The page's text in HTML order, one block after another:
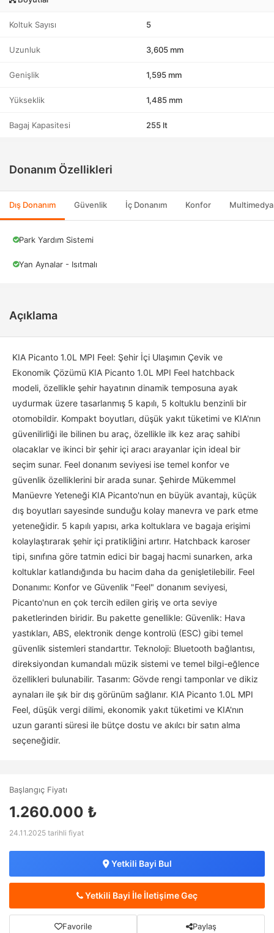
Koltuk Sayısı 5
Uzunluk 3,605 mm
Genişlik 1,595 mm
Yükseklik 1,485 mm
Bagaj Kapasitesi 255 lt
Donanım Özellikleri
Dış Donanım Güvenlik İç Donanım Konfor Multimedya
Park Yardım Sistemi
Yan Aynalar - Isıtmalı
Açıklama
KIA Picanto 1.0L MPI Feel: Şehir İçi Ulaşımın Çevik ve
Ekonomik Çözümü KIA Picanto 1.0L MPI Feel hatchback
modeli, özellikle şehir hayatının dinamik temposuna ayak
uydurmak üzere tasarlanmış 5 kapılı, 5 koltuklu benzinli bir
otomobildir. Kompakt boyutları, düşük yakıt tüketimi ve KIA'nın
güvenilirliği ile bilinen bu araç, özellikle ilk kez araç sahibi
olacaklar ve ikinci bir şehir içi aracı arayanlar için ideal bir
seçim sunar. Feel donanım seviyesi ise temel konfor ve
güvenlik özelliklerini bir arada sunar. Şehirde Mükemmel
Manüevre Yeteneği KIA Picanto'nun en büyük avantajı, küçük
dış boyutları sayesinde sunduğu kolay manevra ve park etme
yeteneğidir. 5 kapılı yapısı, arka koltuklara ve bagaja erişimi
kolaylaştırarak şehir içi pratikliğini artırır. Hatchback karoser
tipi, sınıfına göre tatmin edici bir bagaj hacmi sunarken, arka
koltuklar katlandığında bu hacim daha da genişletilebilir. Feel
Donanımı: Konfor ve Güvenlik "Feel" donanım seviyesi,
Picanto'nun en çok tercih edilen giriş ve orta seviye
paketlerinden biridir. Bu pakette genellikle: Güvenlik: Hava
yastıkları, ABS, elektronik denge kontrolü (ESC) gibi temel
güvenlik sistemleri standarttır. Teknoloji: Bluetooth bağlantısı,
direksiyondan kumandalı müzik sistemi ve temel bilgi-eğlence
özellikleri bulunabilir. Tasarım: Gövde rengi tamponlar ve dikiz
aynaları ile şık bir dış görünüm sağlanır. KIA Picanto 1.0L MPI
Feel, düşük vergi dilimi, ekonomik yakıt tüketimi ve KIA'nın
uzun garanti süresi ile bütçe dostu ve akılcı bir satın alma
seçeneğidir.
Başlangıç Fiyatı
1.260.000 ₺
24.11.2025 tarihli fiyat
Yetkili Bayi Bul
Yetkili Bayi İle İletişime Geç
Favorile Paylaş